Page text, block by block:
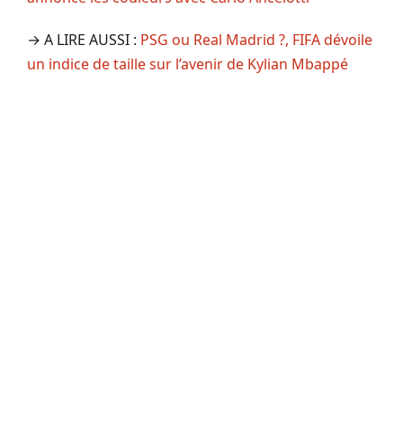
→ A LIRE AUSSI : PSG ou Real Madrid ?, FIFA dévoile
un indice de taille sur l’avenir de Kylian Mbappé